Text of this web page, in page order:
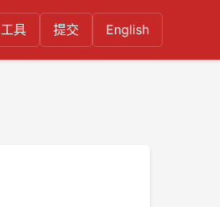
工具 提交 English